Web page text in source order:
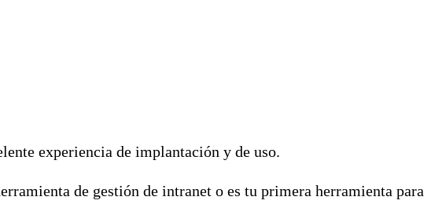
experiencia de implantación y de uso.
de gestión de intranet o es tu primera herramienta para